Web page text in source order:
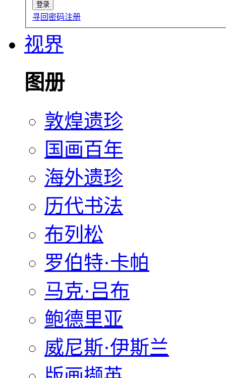
寻回密码注册
视界
图册
敦煌遗珍
国画百年
海外遗珍
历代书法
布列松
罗伯特·卡帕
马克·吕布
鲍德里亚
威尼斯·伊斯兰